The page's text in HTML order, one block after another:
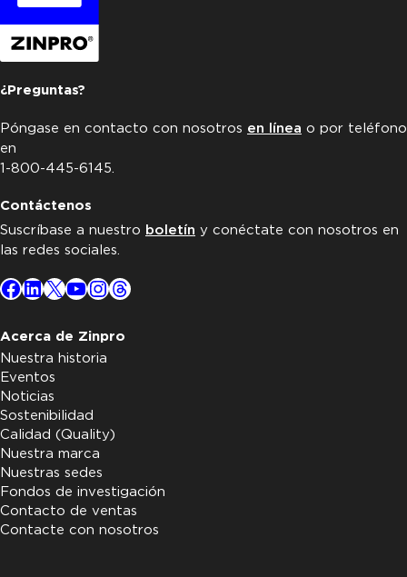
¿Preguntas?
Póngase en contacto con nosotros en línea o por teléfono
en
1-800-445-6145.
Contáctenos
Suscríbase a nuestro boletín y conéctate con nosotros en
las redes sociales.
Facebook
LinkedIn
X YouTube
Instagram
Threads
Acerca de Zinpro
Nuestra historia
Eventos
Noticias
Sostenibilidad
Calidad (Quality)
Nuestra marca
Nuestras sedes
Fondos de investigación
Contacto de ventas
Contacte con nosotros